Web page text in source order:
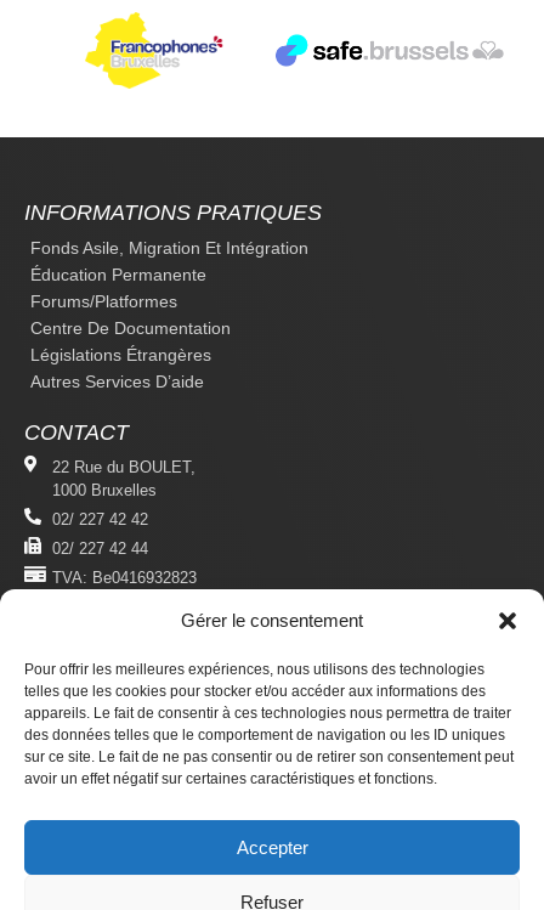
Gérer le consentement
Pour offrir les meilleures expériences, nous utilisons des technologies
telles que les cookies pour stocker et/ou accéder aux informations des
appareils. Le fait de consentir à ces technologies nous permettra de traiter
des données telles que le comportement de navigation ou les ID uniques
sur ce site. Le fait de ne pas consentir ou de retirer son consentement peut
avoir un effet négatif sur certaines caractéristiques et fonctions.
Accepter
Refuser
INFORMATIONS PRATIQUES
Fonds Asile, Migration Et Intégration
Éducation Permanente
Forums/platformes
Centre De Documentation
Législations Étrangères
Autres Services D’aide
CONTACT
22 Rue du BOULET,
1000 Bruxelles
02/ 227 42 42
02/ 227 42 44
TVA: Be0416932823
MENTIONS LÉGALES
Politique De Confidentialité
Conditions D'utilisation
S'ABONNER
Newsletter